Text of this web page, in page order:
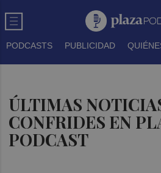
PODCASTS PUBLICIDAD
ÚLTIMAS
CONFRIDES EN
PODCAST